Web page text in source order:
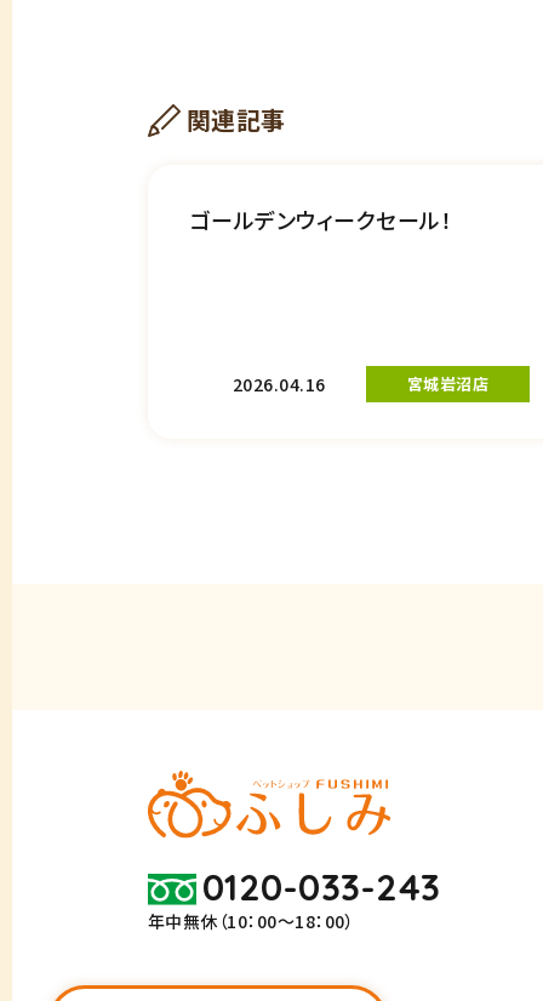
関連記事
ゴールデンウィークセール！
2026.04.16 宮城岩沼店
0120-033-243
年中無休（10：00～18：00）